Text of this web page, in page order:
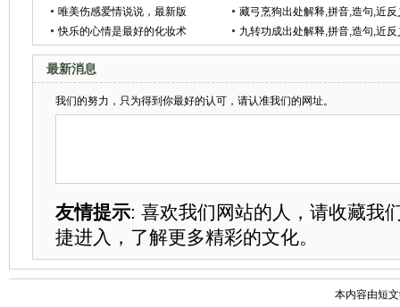
选50句)
唯美伤感爱情说说，最新版
藏弓烹狗出处解释,拼音,造句,近反
词
快乐的心情是最好的化妆术
九转功成出处解释,拼音,造句,近反
最新消息
我们的努力，只为得到你最好的认可，请认准我们的网址。
友情提示: 喜欢我们网站的人，请收藏我
捷进入，了解更多精彩的文化。
本内容由短